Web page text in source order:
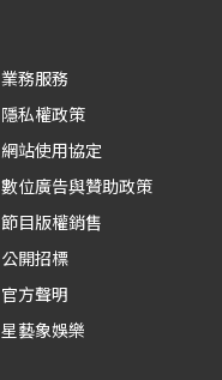
業務服務
隱私權政策
網站使用協定
數位廣告與贊助政策
節目版權銷售
公開招標
官方聲明
星藝象娛樂